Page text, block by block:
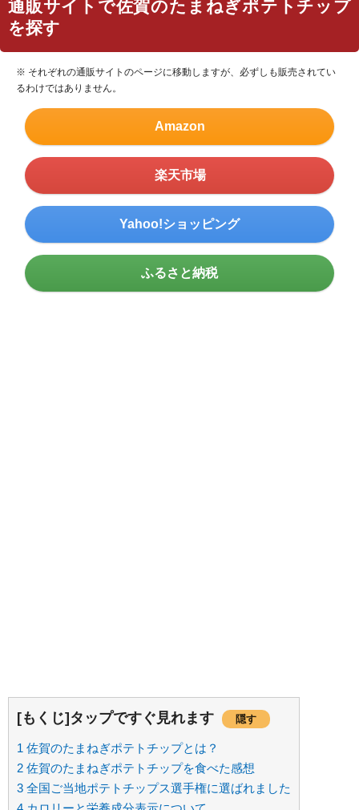
通販サイトで佐賀のたまねぎポテトチップ
を探す
※ それぞれの通販サイトのページに移動しますが、必ずしも販売されてい
るわけではありません。
Amazon
楽天市場
Yahoo!ショッピング
ふるさと納税
[もくじ]タップですぐ見れます 隠す
1 佐賀のたまねぎポテトチップとは？
2 佐賀のたまねぎポテトチップを食べた感想
3 全国ご当地ポテトチップス選手権に選ばれました